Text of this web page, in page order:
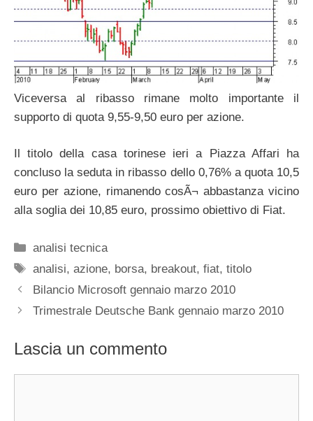
Viceversa al ribasso rimane molto importante il
supporto di quota 9,55-9,50 euro per azione.
Il titolo della casa torinese ieri a Piazza Affari ha
concluso la seduta in ribasso dello 0,76% a quota 10,5
euro per azione, rimanendo cosÃ¬ abbastanza vicino
alla soglia dei 10,85 euro, prossimo obiettivo di Fiat.
Categorie
analisi tecnica
Tag
analisi,azione, borsa, breakout,fiat,titolo
Bilancio Microsoft gennaio marzo 2010
Trimestrale Deutsche Bank gennaio marzo 2010
Lascia un commento